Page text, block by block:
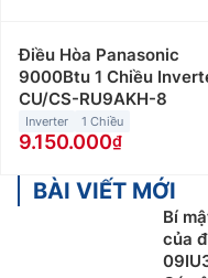
Điều Hòa Panasonic
9000Btu 1 Chiều
CU/CS-RU9AKH-8
Inverter 1 Chiều
9.150.000
BÀI VIẾT MỚI
Bí
của